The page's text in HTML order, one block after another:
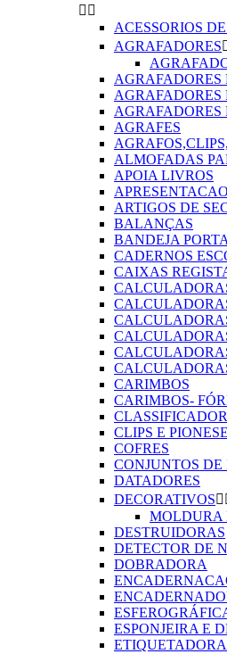
 
ACESSORIOS
AGRAFADORES
AGRAFADORES
AGRAFADORES
AGRAFADORES
AGRAFES
ALMOFADAS
APOIA LIVROS
APRESENTACAO
ARTIGOS DE
BALANÇAS
BANDEJA
CADERNOS
CAIXAS
CARIMBOS
CARIMBOS-
CLIPS E
COFRES
CONJUNTOS DE
DATADORES
DECORATIVOS
MOLDURA
DESTRUIDORAS
DETECTOR DE
DOBRADORA
ESPONJEIRA E